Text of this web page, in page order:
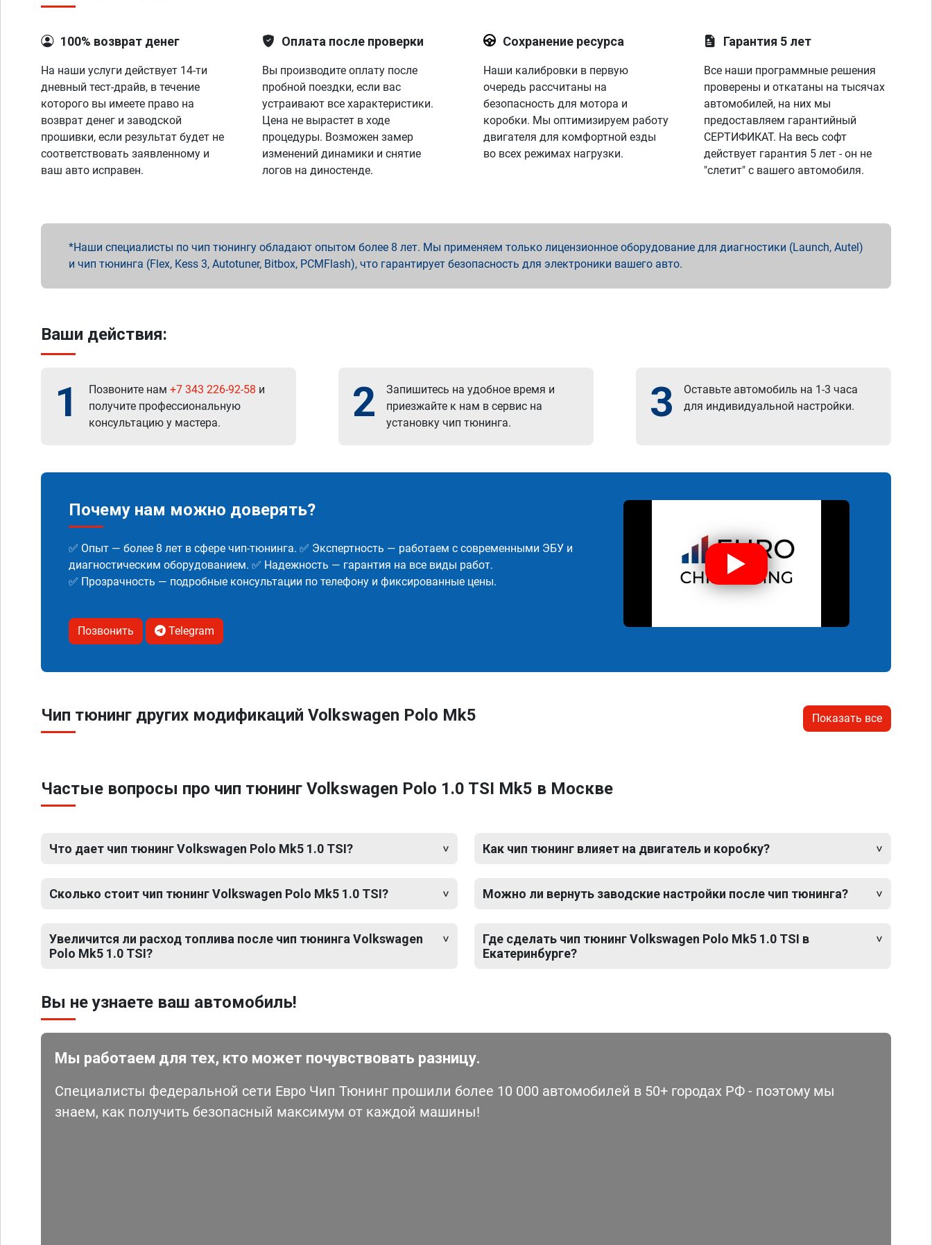
100% возврат денег
На наши услуги действует 14-ти
дневный тест-драйв, в течение
которого вы имеете право на
возврат денег и заводской
прошивки, если результат будет не
соответствовать заявленному и
ваш авто исправен.
Оплата после проверки
Вы производите оплату после
пробной поездки, если вас
устраивают все характеристики.
Цена не вырастет в ходе
процедуры. Возможен замер
изменений динамики и снятие
логов на диностенде.
Сохранение ресурса
Наши калибровки в первую
очередь рассчитаны на
безопасность для мотора и
коробки. Мы оптимизируем работу
двигателя для комфортной езды
во всех режимах нагрузки.
Гарантия 5 лет
Все наши программные решения
проверены и откатаны на тысячах
автомобилей, на них мы
предоставляем гарантийный
СЕРТИФИКАТ. На весь софт
действует гарантия 5 лет - он не
"слетит" с вашего автомобиля.
Наши специалисты по чип тюнингу обладают опытом более 8 лет. Мы применяем только лицензионное оборудование для диагностики (Launch, Autel)
и чип тюнинга (Flex, Kess 3, Autotuner, Bitbox, PCMFlash), что гарантирует безопасность для электроники вашего авто.
Ваши действия:
1 Позвоните нам +7 343 226-92-58 и
получите профессиональную
консультацию у мастера.
2
Запишитесь на удобное время и
приезжайте к нам в сервис на
установку чип тюнинга.
3
Оставьте автомобиль на 1-3 часа
для индивидуальной настройки.
Почему нам можно доверять?
✅ Опыт — более 8 лет в сфере чип-тюнинга. ✅ Экспертность — работаем с современными ЭБУ и
диагностическим оборудованием. ✅ Надежность — гарантия на все виды работ.
✅ Прозрачность — подробные консультации по телефону и фиксированные цены.
Позвонить Telegram
Чип тюнинг других модификаций Volkswagen Polo Mk5 Показать все
Частые вопросы про чип тюнинг Volkswagen Polo 1.0 TSI Mk5 в Москве
Что дает чип тюнинг Volkswagen Polo Mk5 1.0 TSI?
Сколько стоит чип тюнинг Volkswagen Polo Mk5 1.0 TSI?
Увеличится ли расход топлива после чип тюнинга Volkswagen
Polo Mk5 1.0 TSI?
Как чип тюнинг влияет на двигатель и коробку?
Можно ли вернуть заводские настройки после чип тюнинга?
Где сделать чип тюнинг Volkswagen Polo Mk5 1.0 TSI в
Екатеринбурге?
Вы не узнаете ваш автомобиль!
Мы работаем для тех, кто может почувствовать разницу.
Специалисты федеральной сети Евро Чип Тюнинг прошили более 10 000 автомобилей в 50+ городах РФ - поэтому мы
знаем, как получить безопасный максимум от каждой машины!